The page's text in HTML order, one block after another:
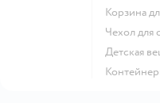
Корзина
Чехол
Детская